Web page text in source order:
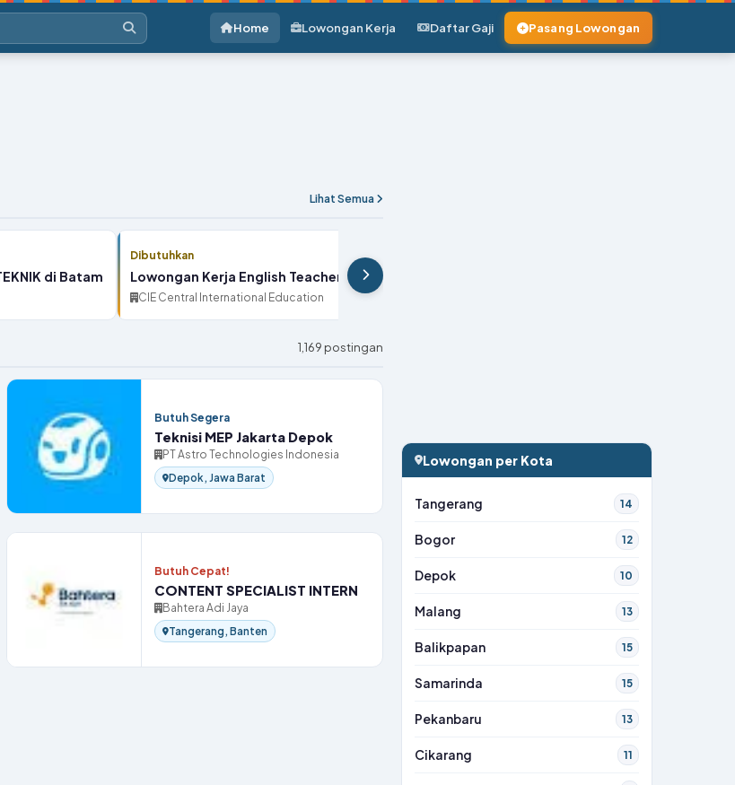
Home Lowongan Kerja Daftar Gaji Pasang Lowongan
Lihat Semua
di Batam
Dibutuhkan
Lowongan Kerja English Teacher CIE Central International Education di Batam
CIE Central International Education
1,169 postingan
Butuh Segera
Teknisi MEP Jakarta Depok
PT Astro Technologies Indonesia
Depok, Jawa Barat
Butuh Cepat!
CONTENT SPECIALIST INTERN
Bahtera Adi Jaya
Tangerang, Banten
Lowongan per Kota
Tangerang 14
Bogor 12
Depok 10
Malang 13
Balikpapan 15
Samarinda 15
Pekanbaru 13
Cikarang 11